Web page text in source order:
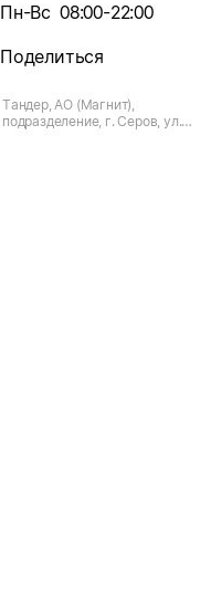
Пн-Вс 08:00-22:00
Поделиться
Тандер, АО (Магнит),
подразделение, г. Серов, ул.